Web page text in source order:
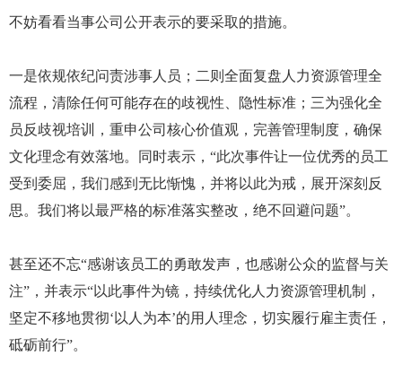
不妨看看当事公司公开表示的要采取的措施。
一是依规依纪问责涉事人员；二则全面复盘人力资源管理全
流程，清除任何可能存在的歧视性、隐性标准；三为强化全
员反歧视培训，重申公司核心价值观，完善管理制度，确保
文化理念有效落地。同时表示，“此次事件让一位优秀的员工
受到委屈，我们感到无比惭愧，并将以此为戒，展开深刻反
思。我们将以最严格的标准落实整改，绝不回避问题”。
甚至还不忘“感谢该员工的勇敢发声，也感谢公众的监督与关
注”，并表示“以此事件为镜，持续优化人力资源管理机制，
坚定不移地贯彻‘以人为本’的用人理念，切实履行雇主责任，
砥砺前行”。